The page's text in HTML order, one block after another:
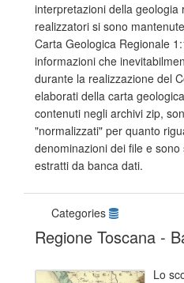
interpretazioni della
realizzatori si sono
Carta Geologica Regionale
informazioni che
durante la realizzazione del
elaborati della carta
contenuti negli archivi zip,
"normalizzati" per quanto
denominazioni dei file e
estratti da banca dati.
Categories
Regione Toscana -
Lo